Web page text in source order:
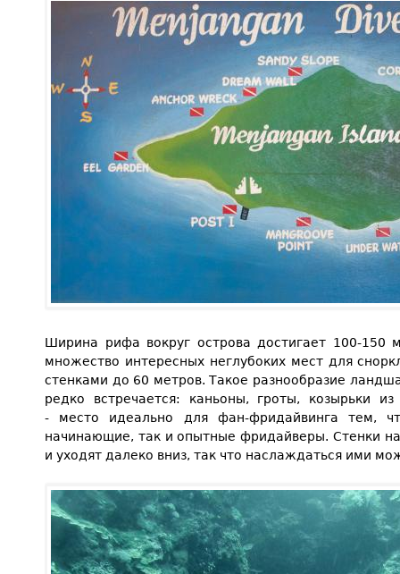
Ширина рифа вокруг острова достигает 100-150
множество интересных неглубоких мест для
стенками до 60 метров. Такое разнообразие
редко встречается: каньоны, гроты, козырьки
- место идеально для фан-фридайвинга тем,
начинающие, так и опытные фридайверы. Стенки
и уходят далеко вниз, так что наслаждаться ими